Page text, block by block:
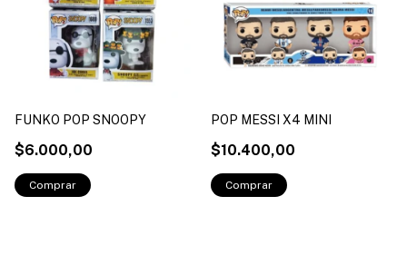
FUNKO POP SNOOPY
$6.000,00
POP MESSI X4 MINI
$10.400,00